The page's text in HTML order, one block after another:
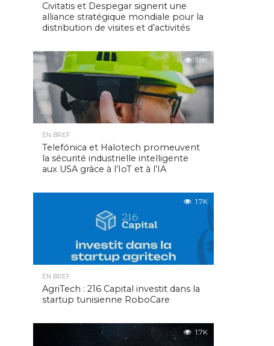
Civitatis et Despegar signent une
alliance stratégique mondiale pour la
distribution de visites et d’activités
1.8K
EN BREF
Telefónica et Halotech promeuvent
la sécurité industrielle intelligente
aux USA grâce à l’IoT et à l’IA
1.7K
EN BREF
AgriTech : 216 Capital investit dans la
startup tunisienne RoboCare
1.7K